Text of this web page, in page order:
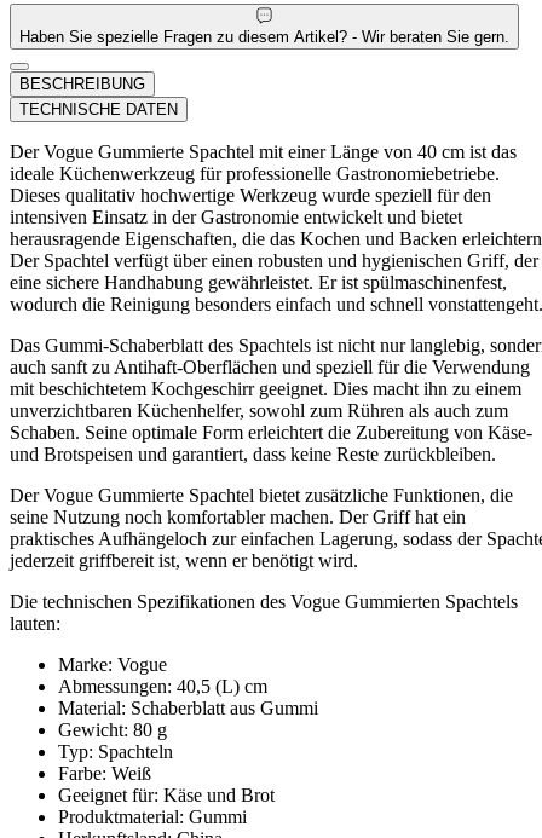
Haben Sie spezielle Fragen zu diesem Artikel? - Wir beraten Sie gern.
BESCHREIBUNG
TECHNISCHE DATEN
Der Vogue Gummierte Spachtel mit einer Länge von 40 cm ist das
ideale Küchenwerkzeug für professionelle Gastronomiebetriebe.
Dieses qualitativ hochwertige Werkzeug wurde speziell für den
intensiven Einsatz in der Gastronomie entwickelt und bietet
herausragende Eigenschaften, die das Kochen und Backen
Der Spachtel verfügt über einen robusten und hygienischen Griff, der
eine sichere Handhabung gewährleistet. Er ist spülmaschinenfest,
wodurch die Reinigung besonders einfach und schnell vonstattengeht.
Das Gummi-Schaberblatt des Spachtels ist nicht nur langlebig,
auch sanft zu Antihaft-Oberflächen und speziell für die Verwendung
mit beschichtetem Kochgeschirr geeignet. Dies macht ihn zu einem
unverzichtbaren Küchenhelfer, sowohl zum Rühren als auch zum
Schaben. Seine optimale Form erleichtert die Zubereitung von Käse-
und Brotspeisen und garantiert, dass keine Reste zurückbleiben.
Der Vogue Gummierte Spachtel bietet zusätzliche Funktionen, die
seine Nutzung noch komfortabler machen. Der Griff hat ein
praktisches Aufhängeloch zur einfachen Lagerung, sodass der
jederzeit griffbereit ist, wenn er benötigt wird.
Die technischen Spezifikationen des Vogue Gummierten Spachtels
lauten:
Marke: Vogue
Abmessungen: 40,5 (L) cm
Material: Schaberblatt aus Gummi
Gewicht: 80 g
Typ: Spachteln
Farbe: Weiß
Geeignet für: Käse und Brot
Produktmaterial: Gummi